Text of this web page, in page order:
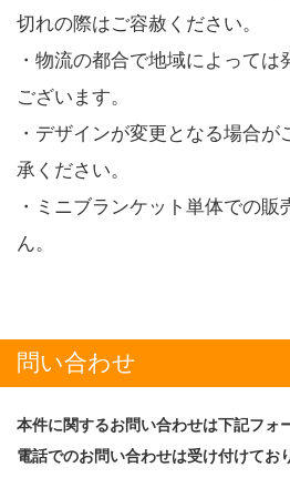
切れの際はご容赦ください。
・物流の都合で地域によって
ございます。
・デザインが変更となる場合が
承ください。
・ミニブランケット単体での
ん。
問い合わせ
本件に関するお問い合わせは下記フォ
電話でのお問い合わせは受け付けてお